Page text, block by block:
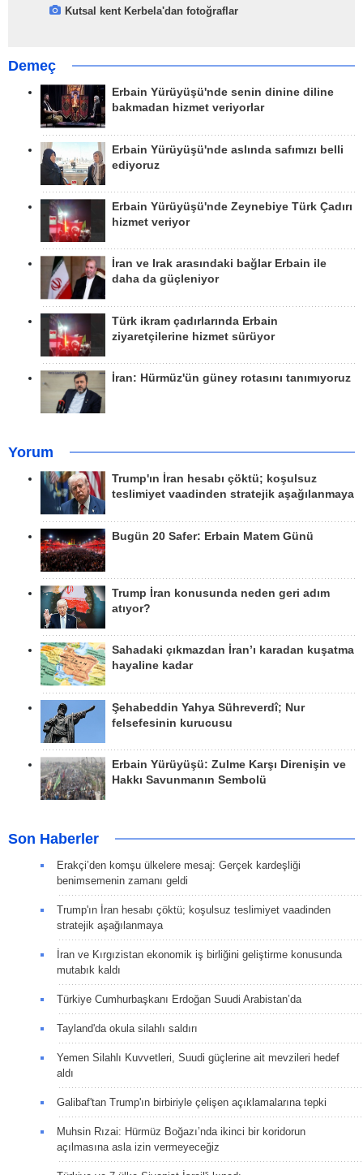
Kutsal kent Kerbela'dan fotoğraflar
Demeç
Erbain Yürüyüşü'nde senin dinine diline
bakmadan hizmet veriyorlar
Erbain Yürüyüşü'nde aslında safımızı belli
ediyoruz
Erbain Yürüyüşü'nde Zeynebiye Türk Çadırı
hizmet veriyor
İran ve Irak arasındaki bağlar Erbain ile
daha da güçleniyor
Türk ikram çadırlarında Erbain
ziyaretçilerine hizmet sürüyor
İran: Hürmüz'ün güney rotasını tanımıyoruz
Yorum
Trump'ın İran hesabı çöktü; koşulsuz
teslimiyet vaadinden stratejik aşağılanmaya
Bugün 20 Safer: Erbain Matem Günü
Trump İran konusunda neden geri adım
atıyor?
Sahadaki çıkmazdan İran’ı karadan kuşatma
hayaline kadar
Şehabeddin Yahya Sühreverdî; Nur
felsefesinin kurucusu
Erbain Yürüyüşü: Zulme Karşı Direnişin ve
Hakkı Savunmanın Sembolü
Son Haberler
Erakçi’den komşu ülkelere mesaj: Gerçek kardeşliği
benimsemenin zamanı geldi
Trump'ın İran hesabı çöktü; koşulsuz teslimiyet vaadinden
stratejik aşağılanmaya
İran ve Kırgızistan ekonomik iş birliğini geliştirme konusunda
mutabık kaldı
Türkiye Cumhurbaşkanı Erdoğan Suudi Arabistan’da
Tayland'da okula silahlı saldırı
Yemen Silahlı Kuvvetleri, Suudi güçlerine ait mevzileri hedef
aldı
Galibaf'tan Trump'ın birbiriyle çelişen açıklamalarına tepki
Muhsin Rızai: Hürmüz Boğazı’nda ikinci bir koridorun
açılmasına asla izin vermeyeceğiz